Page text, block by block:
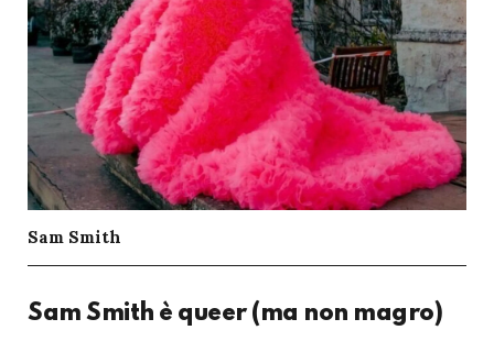
Sam Smith
Sam Smith è queer (ma non magro)